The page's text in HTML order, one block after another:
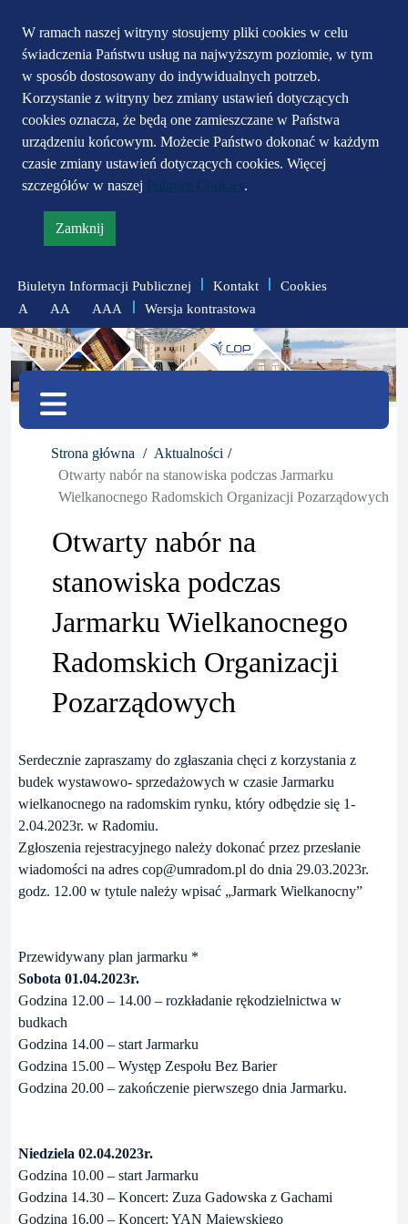
W ramach naszej witryny stosujemy pliki cookies w celu
świadczenia Państwu usług na najwyższym poziomie, w tym
w sposób dostosowany do indywidualnych potrzeb.
Korzystanie z witryny bez zmiany ustawień dotyczących
cookies oznacza, że będą one zamieszczane w Państwa
urządzeniu końcowym. Możecie Państwo dokonać w każdym
czasie zmiany ustawień dotyczących cookies. Więcej
szczegółów w naszej
.
Zamknij
informację
polityce
prywatności
Przejdź do głównego
menu
Przejdź do treści
Przejdź do mapy
serwisu
Biuletyn Informacji Publicznej Kontakt
Cookies
A
zmniejsz
czcionkę
AA
zresetuj
AAA
zwiększ
czcionkę
Wersja kontrastowa
Menu
Strona główna
Aktualności
Otwarty nabór na stanowiska podczas Jarmarku
Wielkanocnego Radomskich Organizacji Pozarządowych
Otwarty nabór na
stanowiska podczas
Jarmarku Wielkanocnego
Radomskich Organizacji
Pozarządowych
Serdecznie zapraszamy do zgłaszania chęci z korzystania z
budek wystawowo- sprzedażowych w czasie Jarmarku
wielkanocnego na radomskim rynku, który odbędzie się 1-
2.04.2023r. w Radomiu.
Zgłoszenia rejestracyjnego należy dokonać przez przesłanie
wiadomości na adres cop@umradom.pl do dnia 29.03.2023r.
godz. 12.00 w tytule należy wpisać „Jarmark Wielkanocny”
Przewidywany plan jarmarku *
Sobota 01.04.2023r.
Godzina 12.00 – 14.00 – rozkładanie rękodzielnictwa w
budkach
Godzina 14.00 – start Jarmarku
Godzina 15.00 – Występ Zespołu Bez Barier
Godzina 20.00 – zakończenie pierwszego dnia Jarmarku.
Niedziela 02.04.2023r.
Godzina 10.00 – start Jarmarku
Godzina 14.30 – Koncert: Zuza Gadowska z Gachami
Godzina 16.00 – Koncert: YAN Majewskiego